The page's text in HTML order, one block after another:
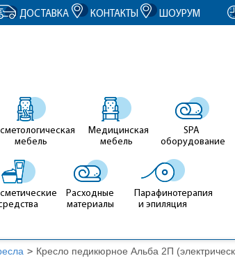
= clientID; });
ДОСТАВКА КОНТАКТЫ ШОУРУМ
мебель
Медицинская
мебель
SPA
оборудование
Расходные
материалы
Парафинотерапия
и эпиляция
> Кресло педикюрное Альба 2П